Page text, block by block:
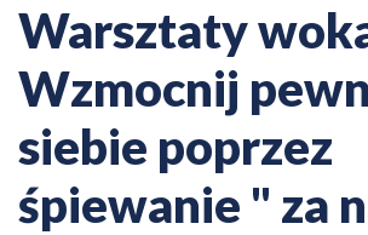
Warsztaty
Wzmocnij
siebie poprzez
śpiewanie " za